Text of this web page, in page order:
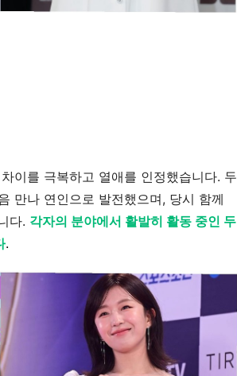
이를 극복하고 열애를 인정했습니다. 두
만나 연인으로 발전했으며, 당시 함께
다. 각자의 분야에서 활발히 활동 중인 두
.